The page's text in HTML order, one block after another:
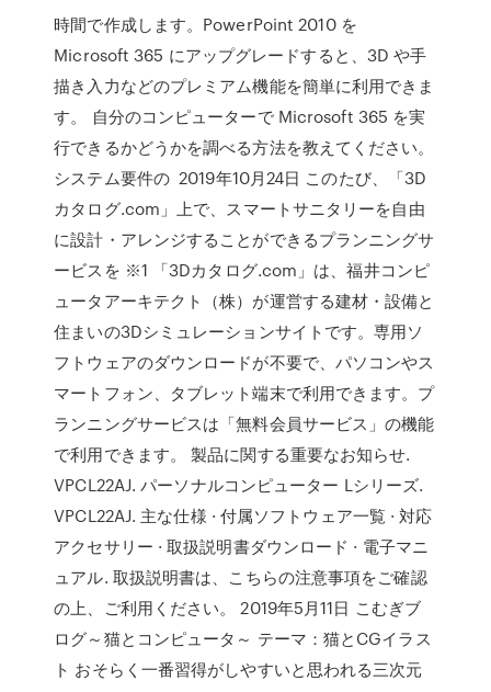
時間で作成します。PowerPoint 2010 を
Microsoft 365 にアップグレードすると、3D や手
描き入力などのプレミアム機能を簡単に利用できま
す。 自分のコンピューターで Microsoft 365 を実
行できるかどうかを調べる方法を教えてください。
システム要件の 2019年10月24日 このたび、「3D
カタログ.com」上で、スマートサニタリーを自由
に設計・アレンジすることができるプランニングサ
ービスを ※1 「3Dカタログ.com」は、福井コンピ
ュータアーキテクト（株）が運営する建材・設備と
住まいの3Dシミュレーションサイトです。専用ソ
フトウェアのダウンロードが不要で、パソコンやス
マートフォン、タブレット端末で利用できます。プ
ランニングサービスは「無料会員サービス」の機能
で利用できます。 製品に関する重要なお知らせ.
VPCL22AJ. パーソナルコンピューター Lシリーズ.
VPCL22AJ. 主な仕様 · 付属ソフトウェア一覧 · 対応
アクセサリー · 取扱説明書ダウンロード · 電子マニ
ュアル. 取扱説明書は、こちらの注意事項をご確認
の上、ご利用ください。 2019年5月11日 こむぎブ
ログ～猫とコンピュータ～ テーマ：猫とCGイラス
ト おそらく一番習得がしやすいと思われる三次元